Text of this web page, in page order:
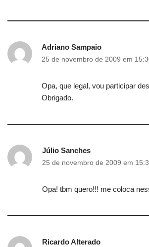
Adriano Sampaio
25 de novembro de 2009 em
Opa, que legal, vou participar
Obrigado.
Júlio Sanches
25 de novembro de 2009 em
Opa! tbm quero!!! me coloca
Ricardo Alterado